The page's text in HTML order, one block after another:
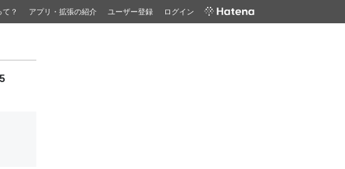
？ アプリ・拡張の紹介 ユーザー登録 ログイン